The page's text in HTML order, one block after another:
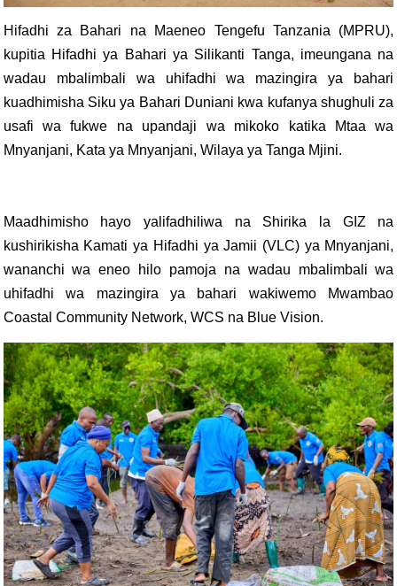
Hifadhi za Bahari na Maeneo Tengefu Tanzania (MPRU),
kupitia Hifadhi ya Bahari ya Silikanti Tanga, imeungana na
wadau mbalimbali wa uhifadhi wa mazingira ya bahari
kuadhimisha Siku ya Bahari Duniani kwa kufanya shughuli za
usafi wa fukwe na upandaji wa mikoko katika Mtaa wa
Mnyanjani, Kata ya Mnyanjani, Wilaya ya Tanga Mjini.
Maadhimisho hayo yalifadhiliwa na Shirika la GIZ na
kushirikisha Kamati ya Hifadhi ya Jamii (VLC) ya Mnyanjani,
wananchi wa eneo hilo pamoja na wadau mbalimbali wa
uhifadhi wa mazingira ya bahari wakiwemo Mwambao
Coastal Community Network, WCS na Blue Vision.